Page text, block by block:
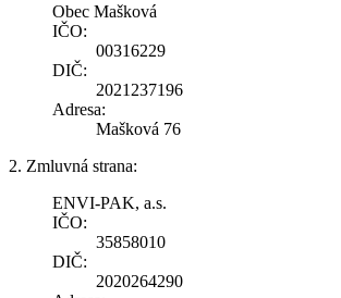
Obec Mašková
IČO:
00316229
DIČ:
2021237196
Adresa:
Mašková 76
2. Zmluvná strana:
ENVI-PAK, a.s.
IČO:
35858010
DIČ:
2020264290